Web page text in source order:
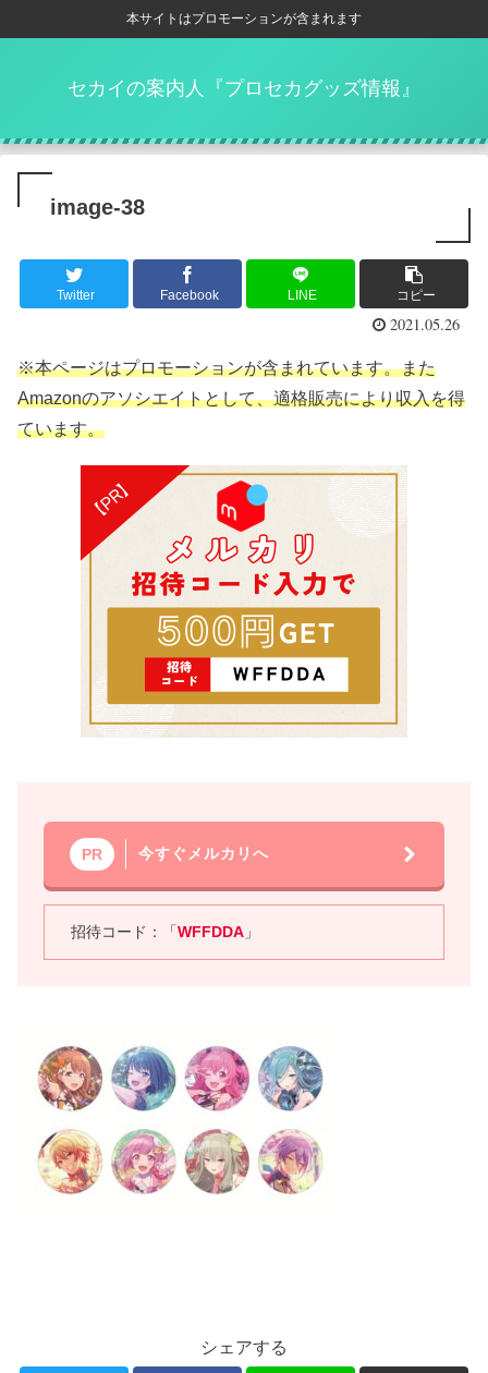
本サイトはプロモーションが含まれます
セカイの案内人『プロセカグッズ情報』
image-38
Twitter Facebook LINE コピー
2021.05.26
※本ページはプロモーションが含まれています。また
Amazonのアソシエイトとして、適格販売により収入を得
ています。
PR 今すぐメルカリへ
招待コード：「WFFDDA 」
シェアする